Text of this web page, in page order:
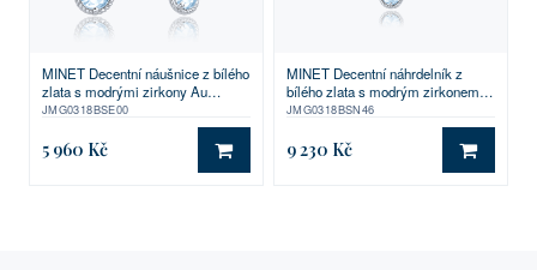
MINET Decentní náušnice z bílého
zlata s modrými zirkony Au
585/1000 1,00g
JMG0318BSE00
5 960 Kč DO KOŠÍKU
MINET Decentní náhrdelník z
bílého zlata s modrým zirkonem
Au 585/1000 1,55g
JMG0318BSN46
9 230 Kč DO